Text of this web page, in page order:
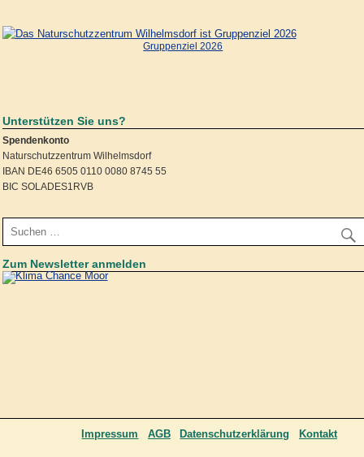
Gruppenziel 2026
Unterstützen Sie uns?
Spendenkonto
Naturschutzzentrum Wilhelmsdorf
IBAN DE46 6505 0110 0080 8745 55
BIC SOLADES1RVB
Zum Newsletter anmelden
Kontakt
Datenschutzerklärung
AGB
Impressum